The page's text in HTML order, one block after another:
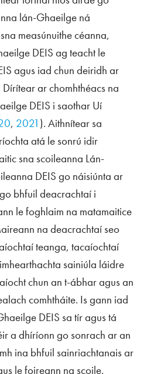
lán-Ghaeilge ná
measúnuithe céanna,
DEIS ag teacht le
agus iad chun deiridh ar
ar chomhthéacs na
DEIS i saothar Uí
, 2021 ). Aithnítear sa
atá le sonrú idir
sna scoileanna Lán-
DEIS go náisiúnta ar
bhfuil deacrachtaí i
le foghlaim na matamaitice
na deacrachtaí seo
teanga, tacaíochtaí
sainiúla láidre
chun an t-ábhar agus an
comhtháite. Is gann iad
DEIS sa tír agus tá
a dhíríonn go sonrach ar an
ina bhfuil sainriachtanais ar
le foireann na scoile.